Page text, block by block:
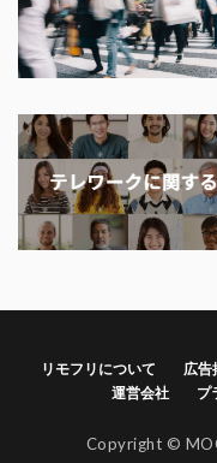
リモフリについて 広告
運営会社
プ
Copyright ©